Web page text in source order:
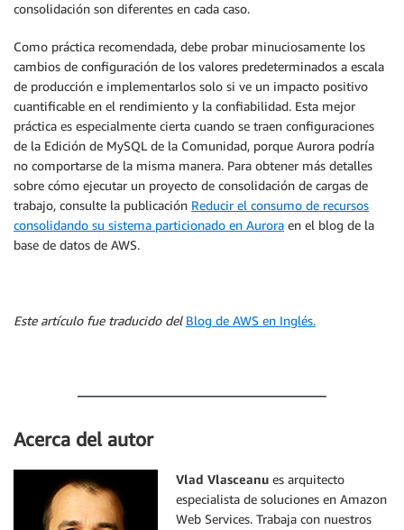
consolidación son diferentes en cada caso.
Como práctica recomendada, debe probar minuciosamente los
cambios de configuración de los valores predeterminados a escala
de producción e implementarlos solo si ve un impacto positivo
cuantificable en el rendimiento y la confiabilidad. Esta mejor
práctica es especialmente cierta cuando se traen configuraciones
de la Edición de MySQL de la Comunidad, porque Aurora podría
no comportarse de la misma manera. Para obtener más detalles
sobre cómo ejecutar un proyecto de consolidación de cargas de
trabajo, consulte la publicación Reducir el consumo de recursos
consolidando su sistema particionado en Aurora en el blog de la
base de datos de AWS.
Este artículo fue traducido del Blog de AWS en Inglés.
Acerca del autor
Vlad Vlasceanu es arquitecto
especialista de soluciones en Amazon
Web Services. Trabaja con nuestros